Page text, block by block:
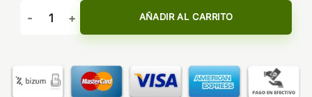
AROMA RED 10ML - FULL MOON cantidad
AÑADIR AL CARRITO